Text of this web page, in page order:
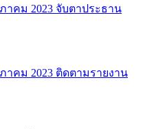
าคม 2023 จับตาประธาน
าคม 2023 ติดตามรายงาน